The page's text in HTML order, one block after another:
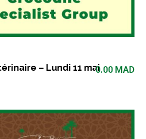
– Lundi 11 mai0.00 MAD